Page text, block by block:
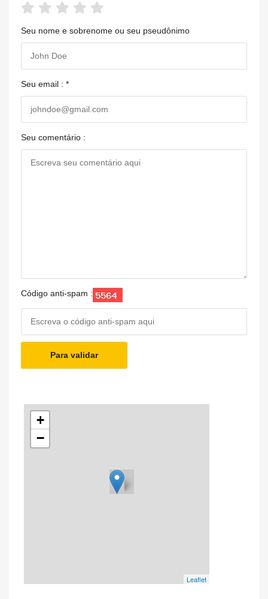
Seu nome e sobrenome ou seu pseudônimo
Seu email : *
Seu comentário :
Código anti-spam :
Para validar
+
−
Leaflet